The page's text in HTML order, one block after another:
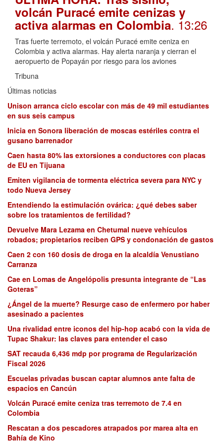
volcán Puracé emite cenizas y
activa alarmas en Colombia. 13:26
Tras fuerte terremoto, el volcán Puracé emite ceniza en
Colombia y activa alarmas. Hay alerta naranja y cierran el
aeropuerto de Popayán por riesgo para los aviones
Tribuna
Últimas noticias
Unison arranca ciclo escolar con más de 49 mil estudiantes
en sus seis campus
Inicia en Sonora liberación de moscas estériles contra el
gusano barrenador
Caen hasta 80% las extorsiones a conductores con placas
de EU en Tijuana
Emiten vigilancia de tormenta eléctrica severa para NYC y
todo Nueva Jersey
Entendiendo la estimulación ovárica: ¿qué debes saber
sobre los tratamientos de fertilidad?
Devuelve Mara Lezama en Chetumal nueve vehículos
robados; propietarios reciben GPS y condonación de gastos
Caen 2 con 160 dosis de droga en la alcaldía Venustiano
Carranza
Cae en Lomas de Angelópolis presunta integrante de “Las
Goteras”
¿Ángel de la muerte? Resurge caso de enfermero por haber
asesinado a pacientes
Una rivalidad entre iconos del hip-hop acabó con la vida de
Tupac Shakur: las claves para entender el caso
SAT recauda 6,436 mdp por programa de Regularización
Fiscal 2026
Escuelas privadas buscan captar alumnos ante falta de
espacios en Cancún
Volcán Puracé emite ceniza tras terremoto de 7.4 en
Colombia
Rescatan a dos pescadores atrapados por marea alta en
Bahía de Kino